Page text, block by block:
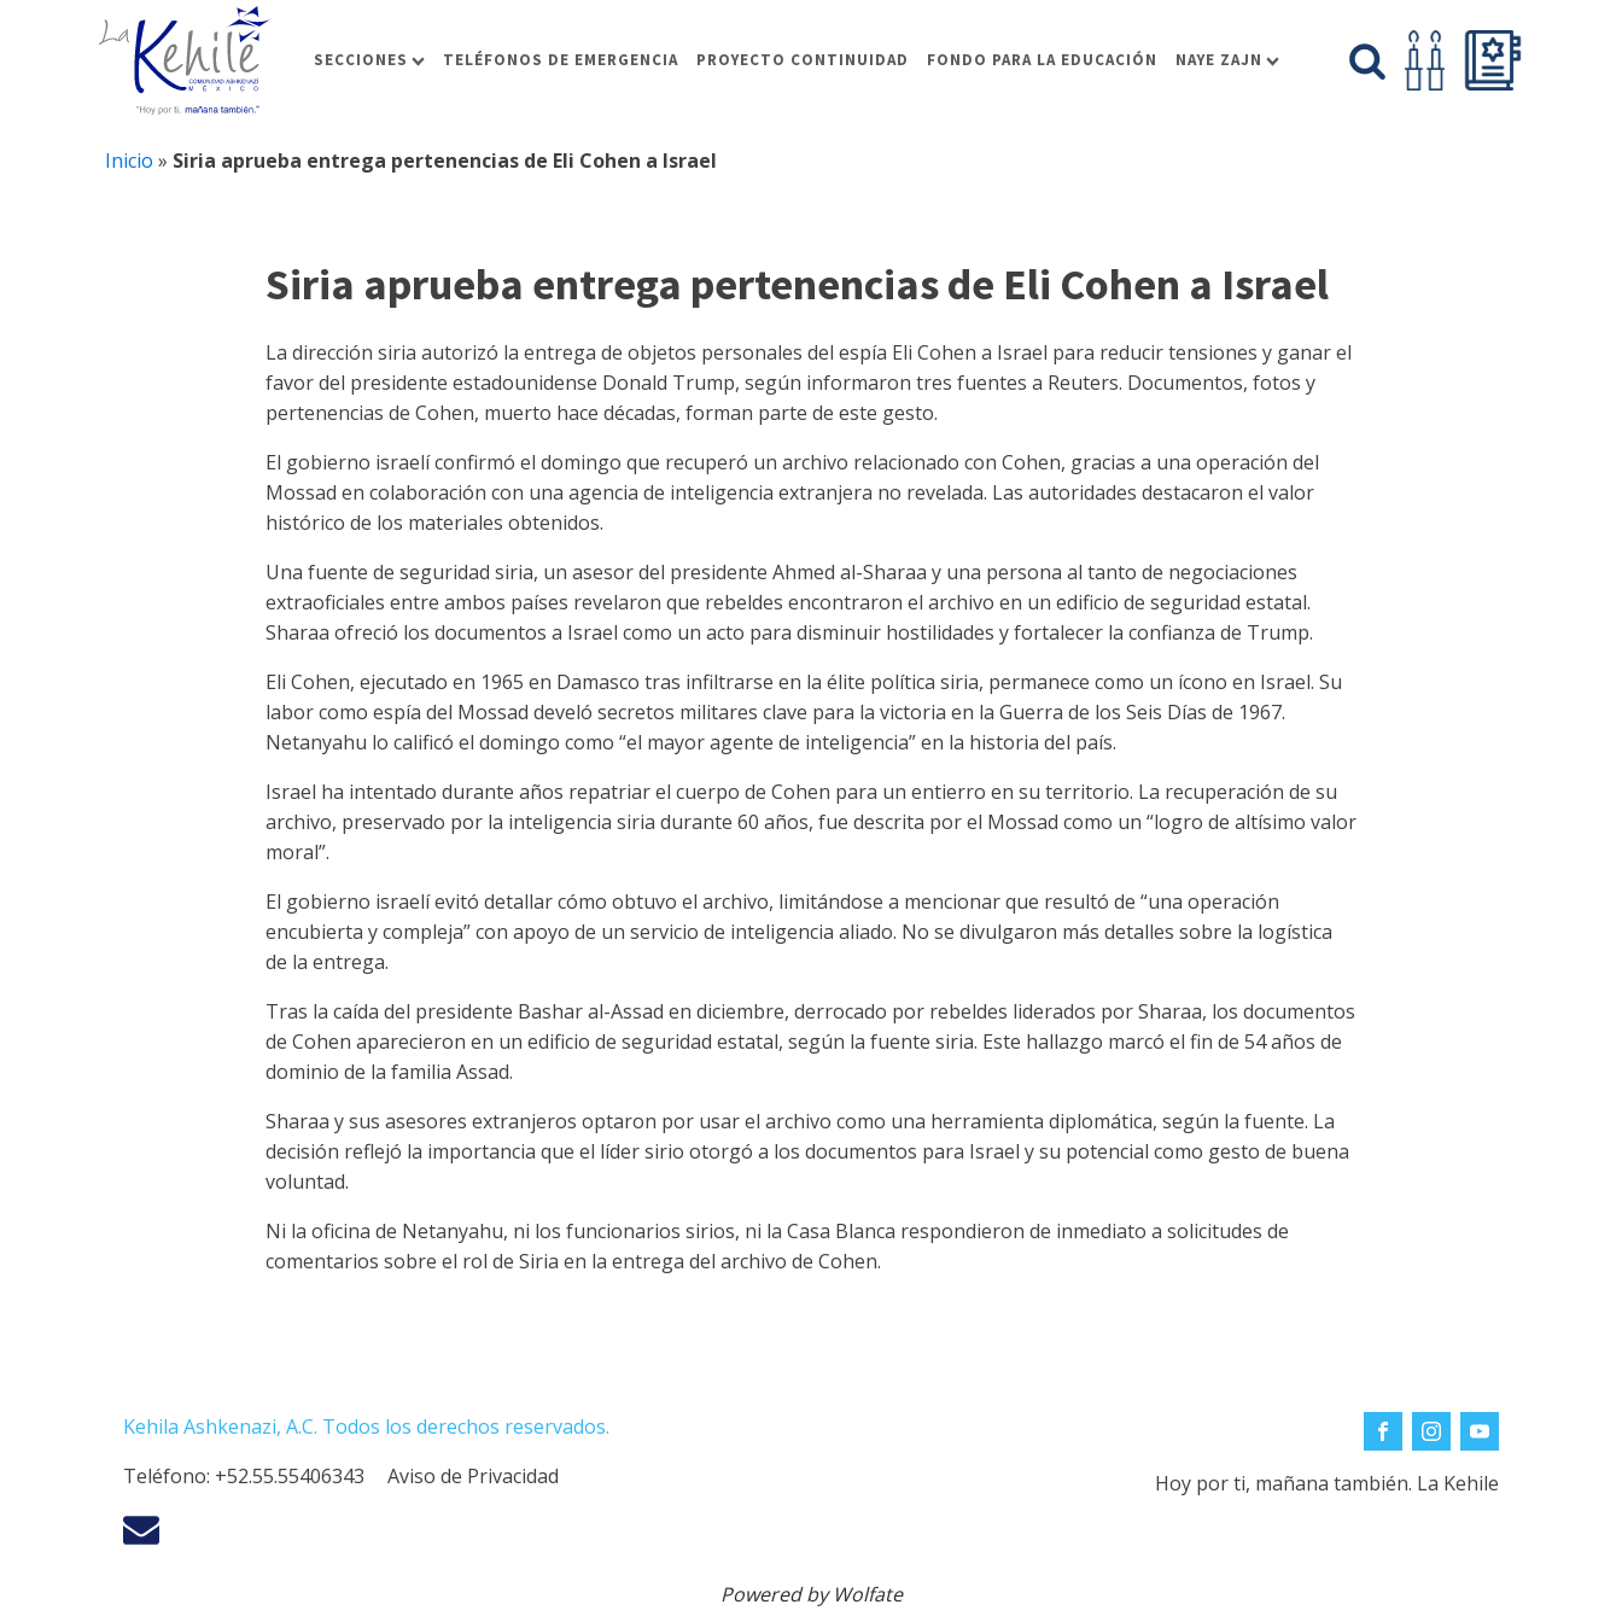
SECCIONES TELÉFONOS DE EMERGENCIA PROYECTO CONTINUIDAD FONDO PARA LA EDUCACIÓN NAYE ZAJN
Inicio » Siria aprueba entrega pertenencias de Eli Cohen a Israel
Siria aprueba entrega pertenencias de Eli Cohen a Israel
La dirección siria autorizó la entrega de objetos personales del espía Eli Cohen a Israel para reducir tensiones y ganar el
favor del presidente estadounidense Donald Trump, según informaron tres fuentes a Reuters. Documentos, fotos y
pertenencias de Cohen, muerto hace décadas, forman parte de este gesto.
El gobierno israelí confirmó el domingo que recuperó un archivo relacionado con Cohen, gracias a una operación del
Mossad en colaboración con una agencia de inteligencia extranjera no revelada. Las autoridades destacaron el valor
histórico de los materiales obtenidos.
Una fuente de seguridad siria, un asesor del presidente Ahmed al-Sharaa y una persona al tanto de negociaciones
extraoficiales entre ambos países revelaron que rebeldes encontraron el archivo en un edificio de seguridad estatal.
Sharaa ofreció los documentos a Israel como un acto para disminuir hostilidades y fortalecer la confianza de Trump.
Eli Cohen, ejecutado en 1965 en Damasco tras infiltrarse en la élite política siria, permanece como un ícono en Israel. Su
labor como espía del Mossad develó secretos militares clave para la victoria en la Guerra de los Seis Días de 1967.
Netanyahu lo calificó el domingo como “el mayor agente de inteligencia” en la historia del país.
Israel ha intentado durante años repatriar el cuerpo de Cohen para un entierro en su territorio. La recuperación de su
archivo, preservado por la inteligencia siria durante 60 años, fue descrita por el Mossad como un “logro de altísimo valor
moral”.
El gobierno israelí evitó detallar cómo obtuvo el archivo, limitándose a mencionar que resultó de “una operación
encubierta y compleja” con apoyo de un servicio de inteligencia aliado. No se divulgaron más detalles sobre la logística
de la entrega.
Tras la caída del presidente Bashar al-Assad en diciembre, derrocado por rebeldes liderados por Sharaa, los documentos
de Cohen aparecieron en un edificio de seguridad estatal, según la fuente siria. Este hallazgo marcó el fin de 54 años de
dominio de la familia Assad.
Sharaa y sus asesores extranjeros optaron por usar el archivo como una herramienta diplomática, según la fuente. La
decisión reflejó la importancia que el líder sirio otorgó a los documentos para Israel y su potencial como gesto de buena
voluntad.
Ni la oficina de Netanyahu, ni los funcionarios sirios, ni la Casa Blanca respondieron de inmediato a solicitudes de
comentarios sobre el rol de Siria en la entrega del archivo de Cohen.
Kehila Ashkenazi, A.C. Todos los derechos reservados.
Teléfono: +52.55.55406343 Aviso de Privacidad Hoy por ti, mañana también. La Kehile
Powered by Wolfate